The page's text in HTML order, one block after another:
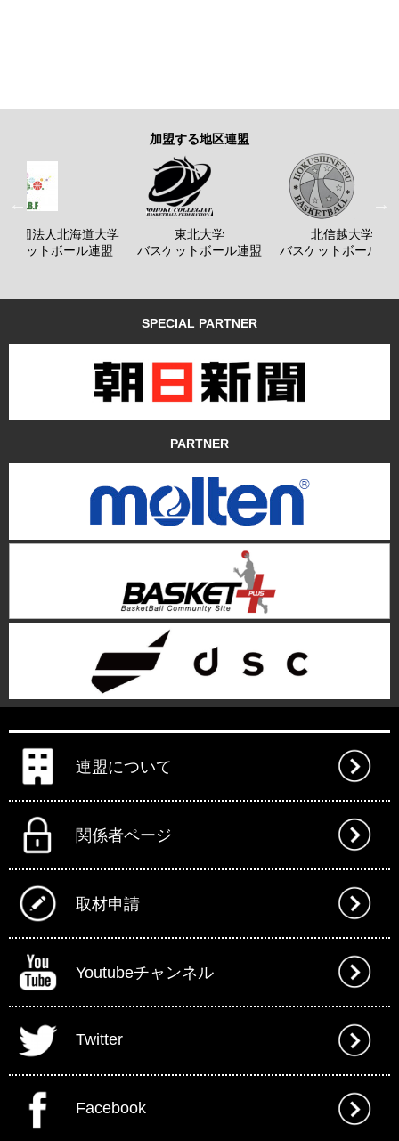
加盟する地区連盟
社団法人北海道大学
ケットボール連盟
東北大学
バスケットボール連盟
北信越大学
バスケットボール連
SPECIAL PARTNER
PARTNER
連盟について
関係者ページ
取材申請
Youtubeチャンネル
Twitter
Facebook